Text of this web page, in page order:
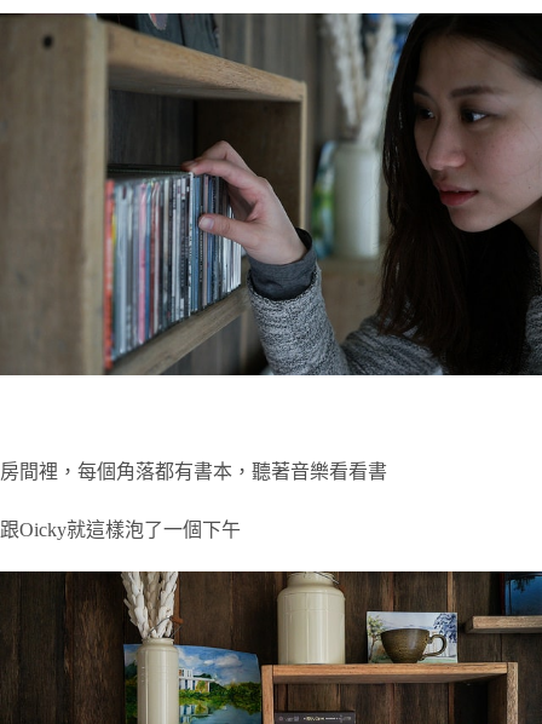
房間裡，每個角落都有書本，聽著音樂看看書
跟Oicky就這樣泡了一個下午